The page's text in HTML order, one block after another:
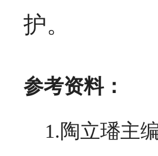
护。
参考资料：
1.陶立璠主